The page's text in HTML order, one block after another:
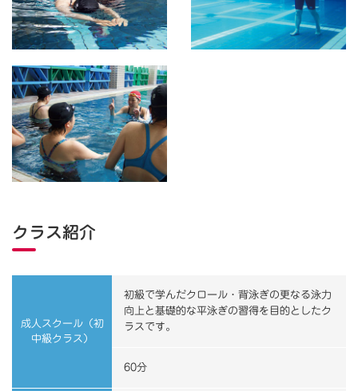
クラス紹介
成人スクール（初
中級クラス）
初級で学んだクロール・背泳ぎの更なる泳力
向上と基礎的な平泳ぎの習得を目的としたク
ラスです。
60分